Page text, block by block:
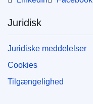
Juridisk
Juridiske meddelelser
Cookies
Tilgængelighed